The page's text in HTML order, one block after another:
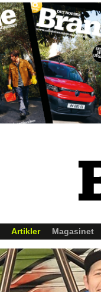
Artikler Magasinet